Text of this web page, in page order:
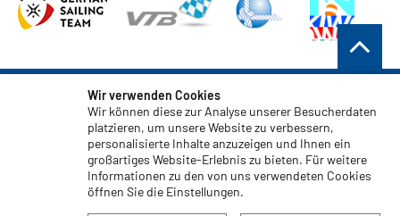
AGB
Datenschutz
Haftungsauschluss
Impressum
Code of Conduct
Wir verwenden Cookies
Wir können diese zur Analyse unserer Besucherdaten
platzieren, um unsere Website zu verbessern,
personalisierte Inhalte anzuzeigen und Ihnen ein
großartiges Website-Erlebnis zu bieten. Für weitere
Informationen zu den von uns verwendeten Cookies
öffnen Sie die Einstellungen.